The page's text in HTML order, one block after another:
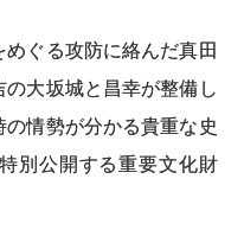
ぐる攻防に絡んだ真田
大坂城と昌幸が整備し
情勢が分かる貴重な史
別公開する重要文化財